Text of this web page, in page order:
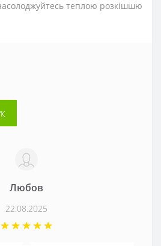
теплою розкішшю
Любов
22.08.2025